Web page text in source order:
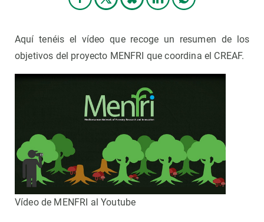
Aquí tenéis el vídeo que recoge un resumen de los
objetivos del proyecto MENFRI que coordina el CREAF.
Vídeo de MENFRI al Youtube